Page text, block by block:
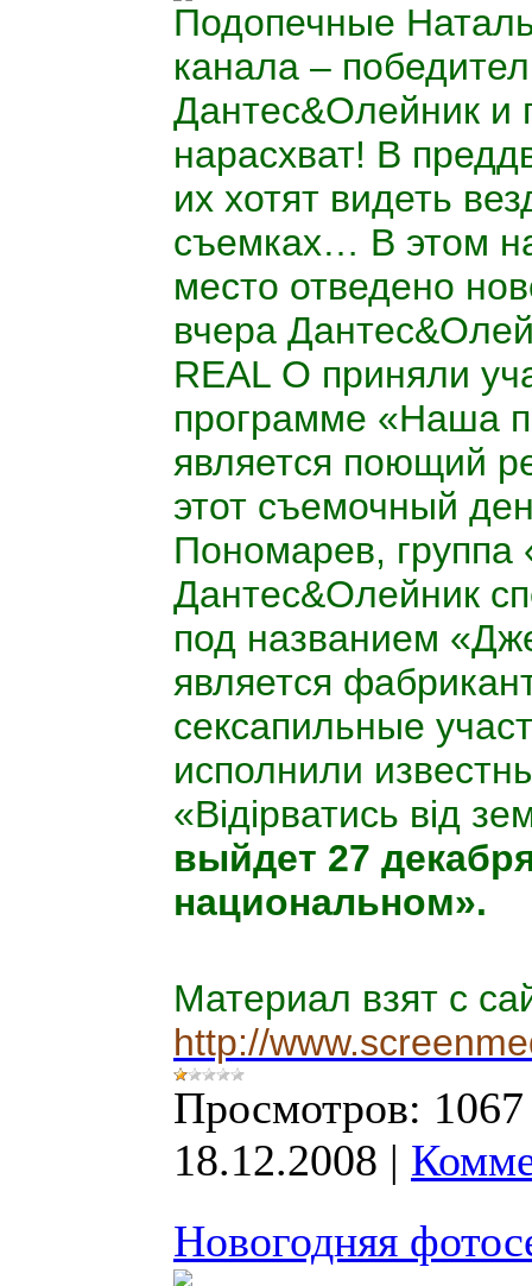
Подопечные
канала –
Дантес&Олейник и
нарасхват! В
их хотят видеть
съемках… В этом
место отведено
вчера
REAL O приняли
программе «Наша
является поющий
этот съемочный
Пономарев, группа
Дантес&Олейник
под названием «
является
сексапильные
исполнили
«Вiдiрватись вiд
выйдет 27
национальном».
Материал взят с
http://
Просмотров: 1067
18.12.2008 |
Новогодняя